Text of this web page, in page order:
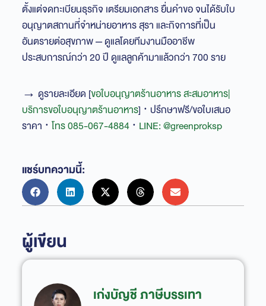
ระบบก่อนด้วยซ้ำ
ตั้งแต่จดทะเบียนธุรกิจ เตรียมเอกสาร ยื่นคำขอ จนได้รับใบ
อนุญาตสถานที่จำหน่ายอาหาร สุรา และกิจการที่เป็น
อันตรายต่อสุขภาพ — ดูแลโดยทีมงานมืออาชีพ
ประสบการณ์กว่า 20 ปี ดูแลลูกค้ามาแล้วกว่า 700 ราย
→ ดูรายละเอียด [ขอใบอนุญาตร้านอาหาร สะสมอาหาร|
บริการขอใบอนุญาตร้านอาหาร] · ปรึกษาฟรี/ขอใบเสนอ
ราคา · โทร 085-067-4884· LINE: @greenproksp
แชร์บทความนี้:
ผู้เขียน
เก่งบัญชี ภาษีบรรเทา